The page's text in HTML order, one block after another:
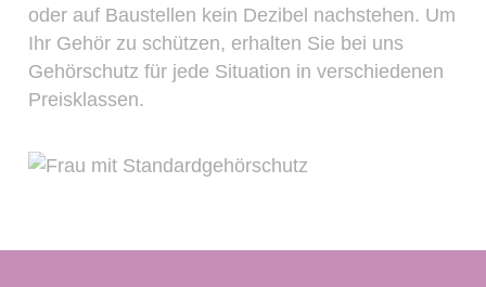
oder auf Baustellen kein Dezibel nachstehen. Um
Ihr Gehör zu schützen, erhalten Sie bei uns
Gehörschutz für jede Situation in verschiedenen
Preisklassen.